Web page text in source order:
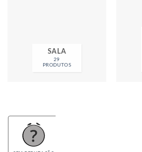
SALA
29
PRODUTOS